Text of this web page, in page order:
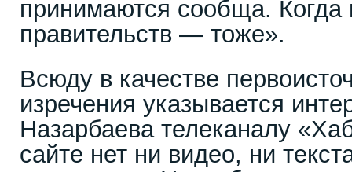
принимаются сообща. Когда
правительств — тоже».
Всюду в качестве
изречения указывается
Назарбаева телеканалу
сайте нет ни видео, ни